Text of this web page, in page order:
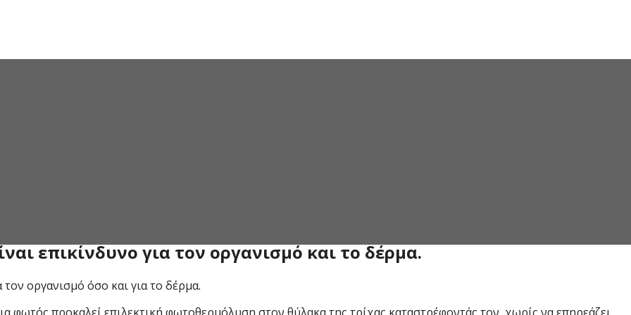
σώμα επιλέγουν τη
χωρίς τρίχες και ερεθισμούς που χαρίζει μόνιμα και άμεσα ορατά αποτελέσματα!
επικίνδυνο για τον οργανισμό και το δέρμα.
οργανισμό όσο και για το δέρμα.